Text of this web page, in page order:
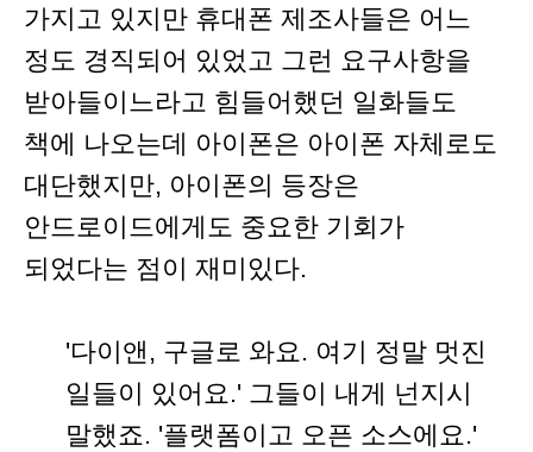
가지고 있지만 휴대폰 제조사들은 어느
정도 경직되어 있었고 그런 요구사항을
받아들이느라고 힘들어했던 일화들도
책에 나오는데 아이폰은 아이폰 자체로도
대단했지만, 아이폰의 등장은
안드로이드에게도 중요한 기회가
되었다는 점이 재미있다.
'다이앤, 구글로 와요. 여기 정말 멋진
일들이 있어요.' 그들이 내게 넌지시
말했죠. '플랫폼이고 오픈 소스에요.'